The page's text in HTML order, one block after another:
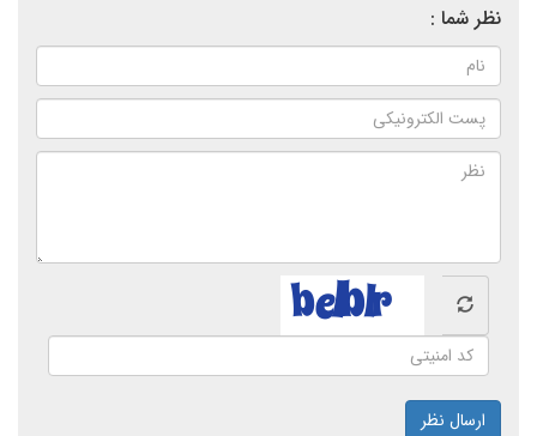
نظر شما :
ارسال نظر